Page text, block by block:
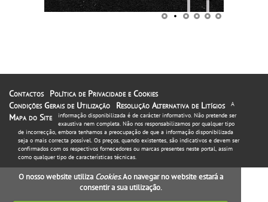
Contactos
Política de Privacidade e Cookies
Condições Gerais de Utilização
Resolução Alternativa de Litígios
Mapa do Site
A
informação disponibilizada é de carácter informativo. Não pretende ser
exaustiva nem completa. Não nos responsabilizamos por qualquer tipo
de incorrecção, embora tenhamos a preocupação de que a informação disponibilizada
seja o mais correcta possível. Os preços, quando existentes, são indicativos e devem ser
confirmados com os respectivos fornecedores ou marcas presentes neste portal, assim
como qualquer tipo de características técnicas.
O nosso website utiliza Cookies. Ao navegar no website estará a
consentir a sua utilização.